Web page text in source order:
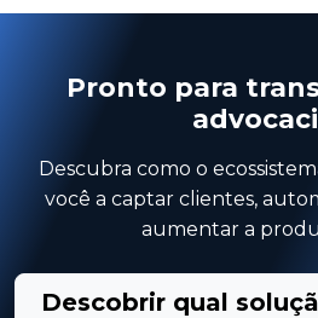
Pronto para
Descubra como o
você a captar clientes,
aumentar a
Descobrir qual